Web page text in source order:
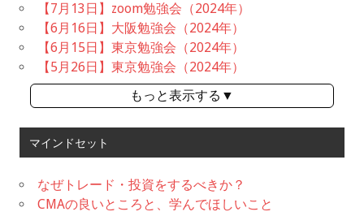
【7月13日】zoom勉強会（2024年）
【6月16日】大阪勉強会（2024年）
【6月15日】東京勉強会（2024年）
【5月26日】東京勉強会（2024年）
もっと表示する▼
マインドセット
なぜトレード・投資をするべきか？
CMAの良いところと、学んでほしいこと